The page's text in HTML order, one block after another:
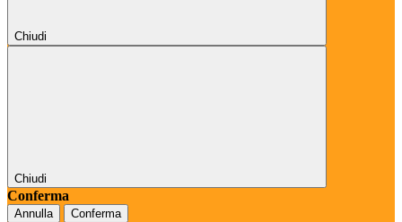
Chiudi
Chiudi
Conferma
Annulla Conferma